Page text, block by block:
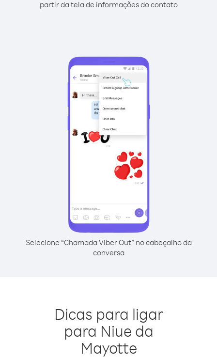
partir da tela de informações do contato
Selecione “Chamada Viber Out” no cabeçalho da
conversa
Dicas para ligar
para Niue da
Mayotte